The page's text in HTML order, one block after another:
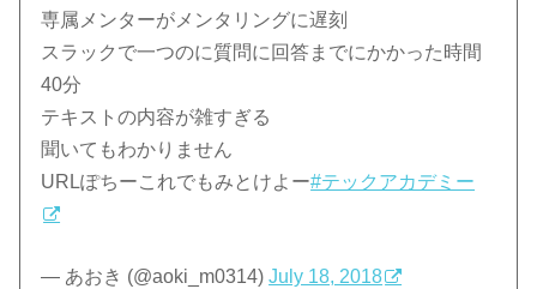
専属メンターがメンタリングに遅刻
スラックで一つのに質問に回答までにかかった時間
40分
テキストの内容が雑すぎる
聞いてもわかりません
URLぽちーこれでもみとけよー#テックアカデミー
— あおき (@aoki_m0314)July 18, 2018